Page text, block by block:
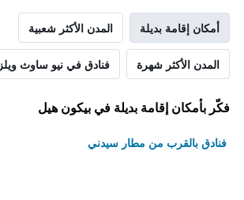
أمكان إقامة بديلة المدن الأكثر شعبية
المدن الأكثر شهرة فنادق في نيو ساوث ويلز
فكّر بأمكان إقامة بديلة في بيكون هيل
فنادق بالقرب من مطار سيدني